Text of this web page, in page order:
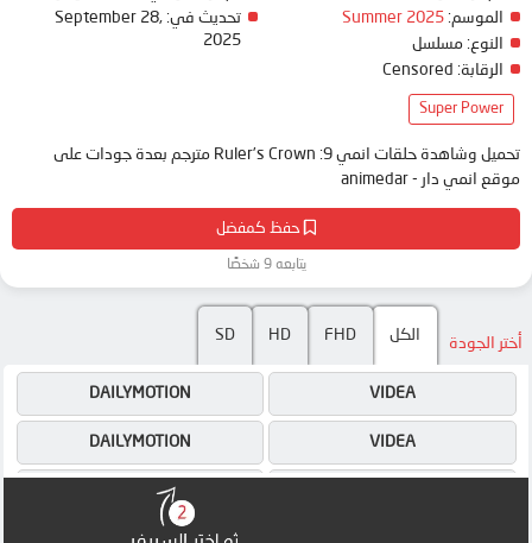
حفظ كمفضل
يتابعه 9 شخصًا
الموسم: Summer 2025
النوع: مسلسل
الرقابة:
تحديث في: September 28,
2025
Super Power
تحميل وشاهدة حلقات انمي 9: Ruler’s Crown مترجم بعدة جودات على
موقع انمي دار - animedar
أختر الجودة الكل FHD
HD
SD
VIDEA
DAILYMOTION
OK
VIDEA
DAILYMOTION